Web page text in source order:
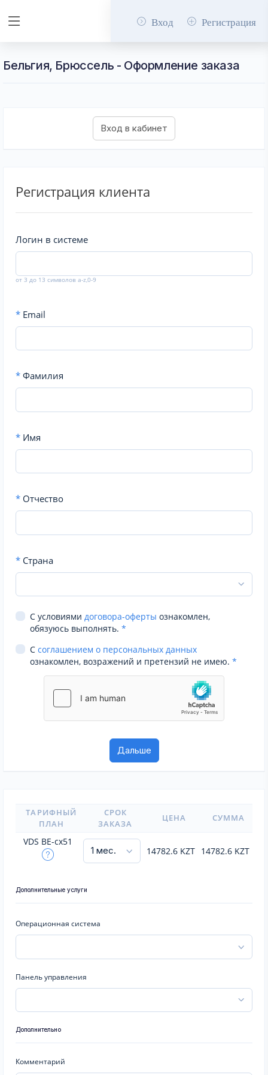
Вход Регистрация
Бельгия, Брюссель - Оформление заказа
Регистрация клиента
Логин в системе
от 3 до 13 символов a-z,0-9
* Email
* Фамилия
* Имя
* Отчество
* Страна
С условиями договора-оферты ознакомлен,
обязуюсь выполнять. *
С соглашением о персональных данных
ознакомлен, возражений и претензий не имею. *
ТАРИФНЫЙ
ПЛАН
СРОК
ЗАКАЗА
ЦЕНА СУММА
VDS BE-cx51
14782.6 KZT 14782.6 KZT
Дополнительные услуги
Операционная система
Панель управления
Дополнительно
Комментарий